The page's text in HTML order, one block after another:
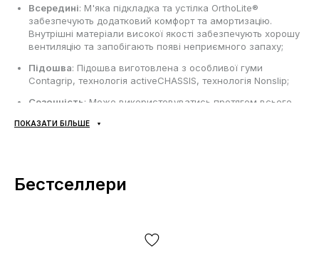
Всередині: М'яка підкладка та устілка OrthoLite®
забезпечують додатковий комфорт та амортизацію.
Внутрішні матеріали високої якості забезпечують хорошу
вентиляцію та запобігають появі неприємного запаху;
Підошва: Підошва виготовлена з особливої гуми
Contagrip, технологія activeCHASSIS, технологія Nonslip;
Сезонність: Може використовуватись протягом всього
Усі товари доставляються виключно за допомогою компанії
«НОВА ПОШТА», жодних інших варіантів доставки — не
переказу сплачується покупцем окремо від вартості товару!
ПОКАЗАТИ БІЛЬШЕ
Бестселлери